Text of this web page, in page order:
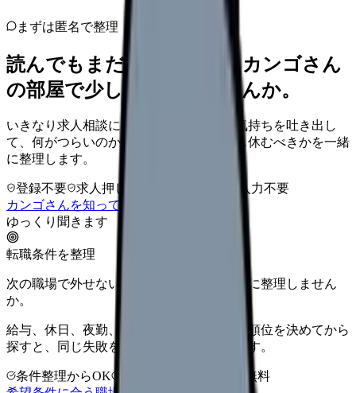
まずは匿名で整理
読んでもまだ苦しいなら、カンゴさん
の部屋で少し話してみませんか。
いきなり求人相談には進みません。今の気持ちを吐き出し
て、何がつらいのか、辞めるべきか、少し休むべきかを一緒
に整理します。
登録不要 求人押し売りなし
病院名は入力不要
カンゴさんを知ってから相談する
ゆっくり聞きます
転職条件を整理
次の職場で外せない条件を、求人を見る前に整理しません
か。
給与、休日、夜勤、通勤、人間関係。優先順位を決めてから
探すと、同じ失敗を繰り返しにくくなります。
条件整理からOK
完全無料